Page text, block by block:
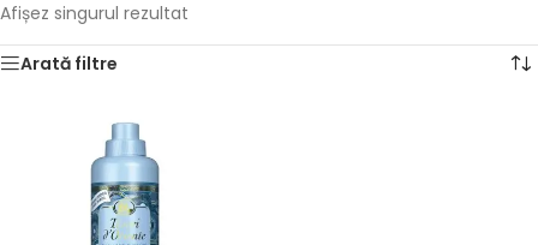
Afișez singurul rezultat
Arată filtre